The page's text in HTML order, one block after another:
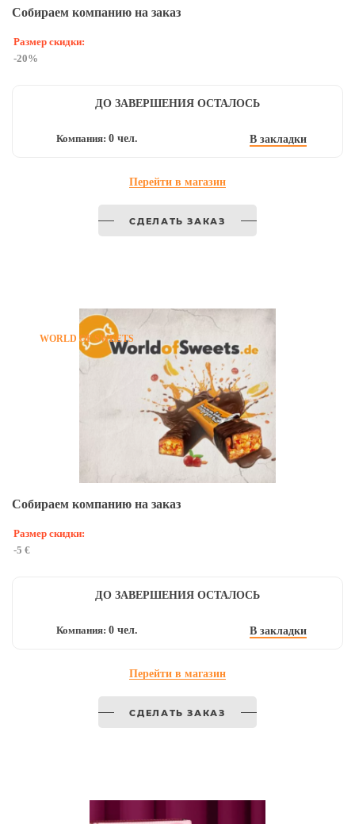
Собираем компанию на заказ
Размер скидки:
-20%
ДО ЗАВЕРШЕНИЯ ОСТАЛОСЬ
Компания:0 чел. В закладки
Перейти в магазин
СДЕЛАТЬ ЗАКАЗ
WORLD OF SWEETS
Собираем компанию на заказ
Размер скидки:
-5 €
ДО ЗАВЕРШЕНИЯ ОСТАЛОСЬ
Компания:0 чел. В закладки
Перейти в магазин
СДЕЛАТЬ ЗАКАЗ